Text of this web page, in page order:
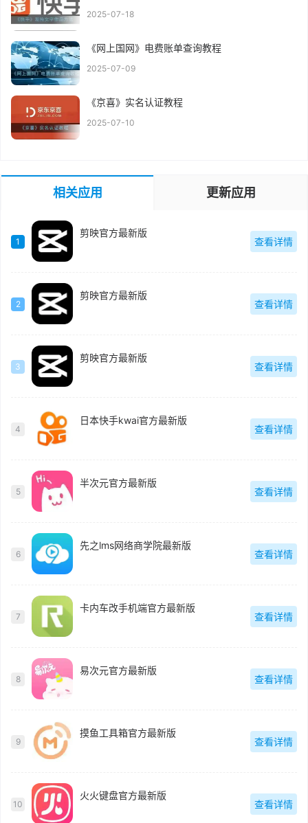
2025-07-18
《网上国网》电费账单查询教程
2025-07-09
《京喜》实名认证教程
2025-07-10
相关应用 更新应用
1
剪映官方最新版
查看详情
2
剪映官方最新版
查看详情
3
剪映官方最新版
查看详情
4
日本快手kwai官方最新版
查看详情
5
半次元官方最新版
查看详情
6
先之lms网络商学院最新版
查看详情
7
卡内车改手机端官方最新版
查看详情
8
易次元官方最新版
查看详情
9
摸鱼工具箱官方最新版
查看详情
10
火火键盘官方最新版
查看详情